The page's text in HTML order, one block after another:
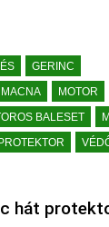
GERINC
MACNA
MOTOR
BALESET
hát